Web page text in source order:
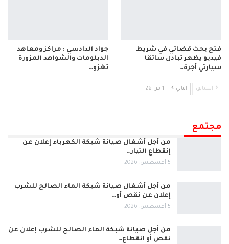
فتح بحث قضائي في شريط
فيديو يظهر تبادل سائقا
سيارتي أجرة…
جواد الدادسي : مراكز ومعاهد
الدبلومات والشواهد المزورة
تغزو…
السابق التالي 1 من 26
مجتمع
من أجل أشغال صيانة شبكة الكهرباء إعلان عن
إنقطاع التيار…
5 أغسطس, 2026
من أجل أشغال صيانة شبكة الماء الصالح للشرب
إعلان عن نقص أو…
5 أغسطس, 2026
من أجل صيانة شبكة الماء الصالح للشرب إعلان عن
نقص أو انقطاع…